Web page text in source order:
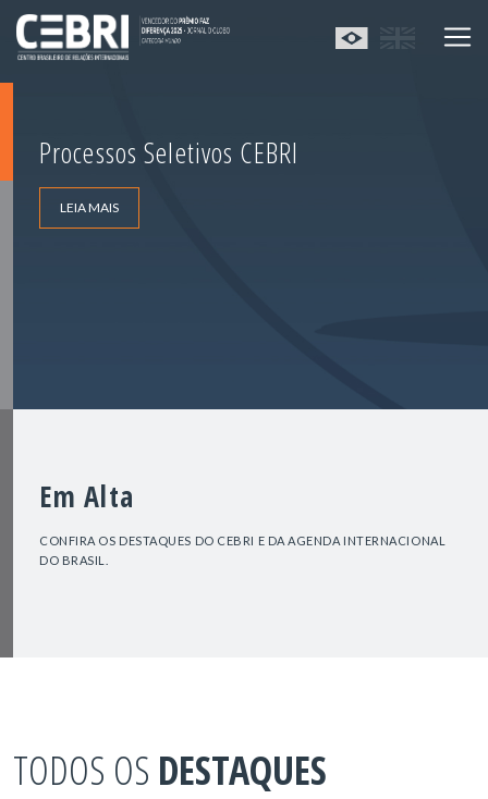
Processos Seletivos CEBRI
LEIA MAIS
Em Alta
CONFIRA OS DESTAQUES DO CEBRI E DA AGENDA INTERNACIONAL
DO BRASIL.
TODOS OS DESTAQUES